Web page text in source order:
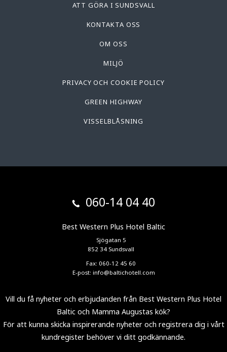
ATT GÖRA I SUNDSVALL
KONTAKTA OSS
OM OSS
MILJÖ
PRIVACY OCH COOKIE POLICY
GREEN HIGHWAY
VISSELBLÅSNING
060-14 04 40
Best Western Plus Hotel Baltic
Sjögatan 5
852 34 Sundsvall
Fax: 060-12 45 60
E-post: info@baltichotell.com
Vill du få nyheter och erbjudanden från Best Western Plus Hotel
Baltic och Mamma Augustas kök?
För att kunna skicka inspirerande nyheter och registrera dig i vårt
kundregister behöver vi ditt godkännande.